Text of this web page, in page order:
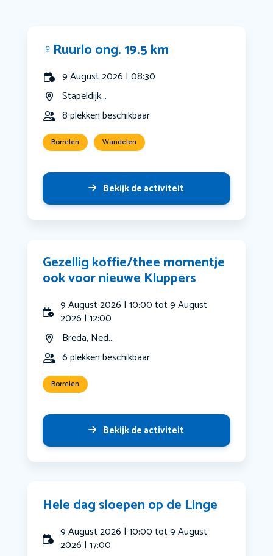
‍♀️Ruurlo ong. 19.5 km
9 August 2026 | 08:30
Stapeldijk...
8 plekken beschikbaar
Borrelen Wandelen
Bekijk de activiteit
Gezellig koffie/thee momentje
ook voor nieuwe Kluppers
9 August 2026 | 10:00 tot 9 August
2026 | 12:00
Breda, Ned...
6 plekken beschikbaar
Borrelen
Bekijk de activiteit
Hele dag sloepen op de Linge
9 August 2026 | 10:00 tot 9 August
2026 | 17:00